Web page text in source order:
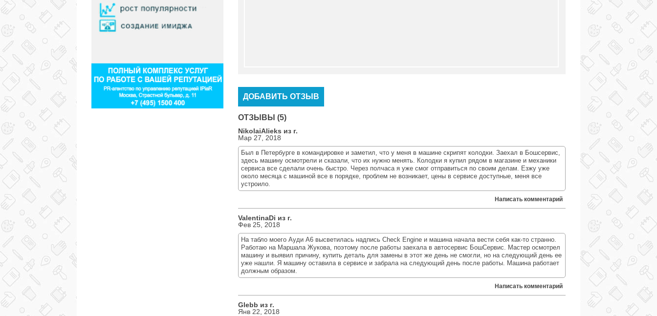
ДОБАВИТЬ ОТЗЫВ
ОТЗЫВЫ (5)
NikolaiAlieks из г.
Мар 27, 2018
Был в Петербурге в командировке и заметил, что у меня в машине скрипят колодки. Заехал в Бошсервис,
здесь машину осмотрели и сказали, что их нужно менять. Колодки я купил рядом в магазине и механики
сервиса все сделали очень быстро. Через полчаса я уже смог отправиться по своим делам. Езжу уже
около месяца с машиной все в порядке, проблем не возникает, цены в сервисе доступные, меня все
устроило.
Написать комментарий
ValentinaDi из г.
Фев 25, 2018
На табло моего Ауди А6 высветилась надпись Check Engine и машина начала вести себя как-то странно.
Работаю на Маршала Жукова, поэтому после работы заехала в автосервис БошСервис. Мастер осмотрел
машину и выявил причину, купить деталь для замены в этот же день не смогли, но на следующий день ее
уже нашли. Я машину оставила в сервисе и забрала на следующий день после работы. Машина работает
должным образом.
Написать комментарий
Glebb из г.
Янв 22, 2018